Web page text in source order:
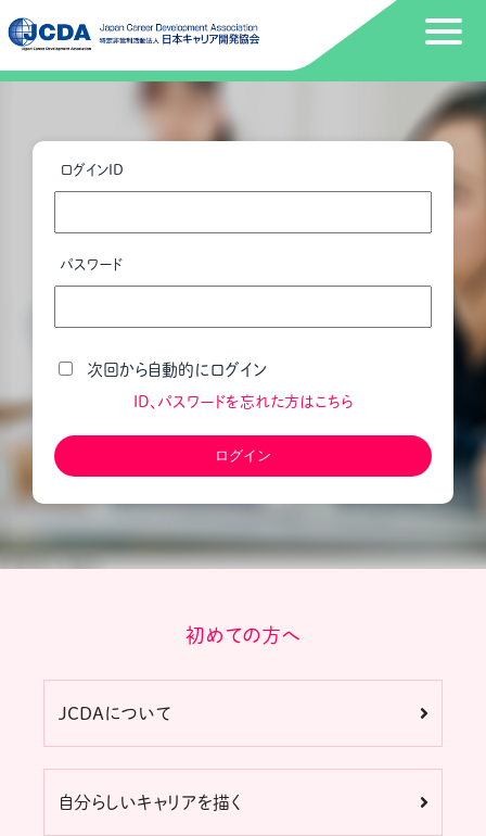
ログインID
パスワード
次回から自動的にログイン
ID、パスワードを忘れた方はこちら
初めての方へ
JCDAについて
自分らしいキャリアを描く